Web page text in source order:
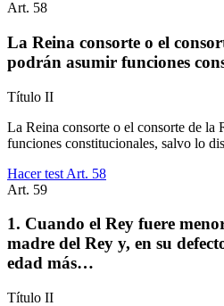
Art. 58
La Reina consorte o el
podrán asumir funciones
Título II
La Reina consorte o el consorte de la
funciones constitucionales, salvo lo
Hacer test Art. 58
Art. 59
1. Cuando el Rey fuere
madre del Rey y, en su
edad más…
Título II